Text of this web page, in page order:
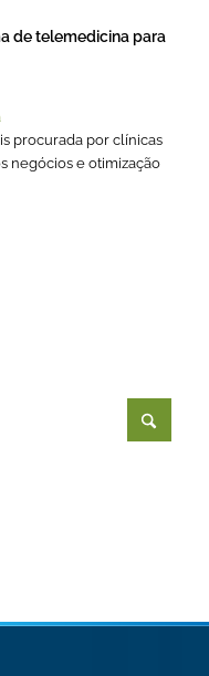
de telemedicina para
procurada por clínicas
negócios e otimização